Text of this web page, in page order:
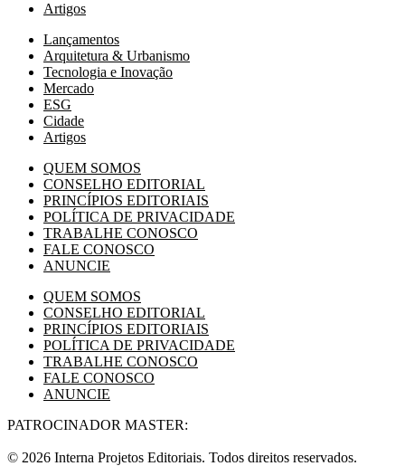
Artigos
Lançamentos
Arquitetura & Urbanismo
Tecnologia e Inovação
Mercado
ESG
Cidade
Artigos
QUEM SOMOS
CONSELHO EDITORIAL
PRINCÍPIOS EDITORIAIS
POLÍTICA DE PRIVACIDADE
TRABALHE CONOSCO
FALE CONOSCO
ANUNCIE
QUEM SOMOS
CONSELHO EDITORIAL
PRINCÍPIOS EDITORIAIS
POLÍTICA DE PRIVACIDADE
TRABALHE CONOSCO
FALE CONOSCO
ANUNCIE
PATROCINADOR MASTER:
© 2026 Interna Projetos Editoriais. Todos direitos reservados.